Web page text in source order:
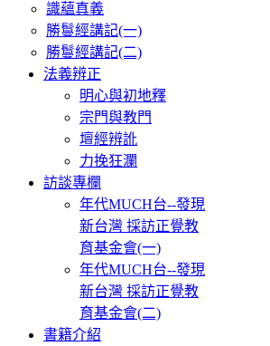
識蘊真義
勝鬘經講記(一)
勝鬘經講記(二)
法義辨正
明心與初地釋
宗門與教門
壇經辨訛
力挽狂瀾
訪談專欄
年代MUCH台--發現
新台灣 採訪正覺教
育基金會(一)
年代MUCH台--發現
新台灣 採訪正覺教
育基金會(二)
書籍介紹